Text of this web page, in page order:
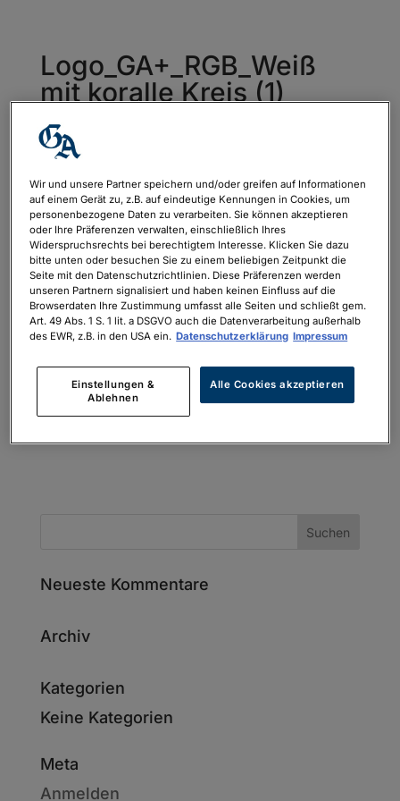
Logo_GA+_RGB_Weiß
mit koralle Kreis (1)
von
Neueste Kommentare
Archiv
Kategorien
Keine Kategorien
Meta
Anmelden
Wir und unsere Partner speichern und/oder greifen auf Informationen
auf einem Gerät zu, z.B. auf eindeutige Kennungen in Cookies, um
personenbezogene Daten zu verarbeiten. Sie können akzeptieren
oder Ihre Präferenzen verwalten, einschließlich Ihres
Widerspruchsrechts bei berechtigtem Interesse. Klicken Sie dazu
bitte unten oder besuchen Sie zu einem beliebigen Zeitpunkt die
Seite mit den Datenschutzrichtlinien. Diese Präferenzen werden
unseren Partnern signalisiert und haben keinen Einfluss auf die
Browserdaten Ihre Zustimmung umfasst alle Seiten und schließt gem.
Art. 49 Abs. 1 S. 1 lit. a DSGVO auch die Datenverarbeitung außerhalb
des EWR, z.B. in den USA ein. Datenschutzerklärung Impressum
Einstellungen &
Ablehnen
Alle Cookies akzeptieren